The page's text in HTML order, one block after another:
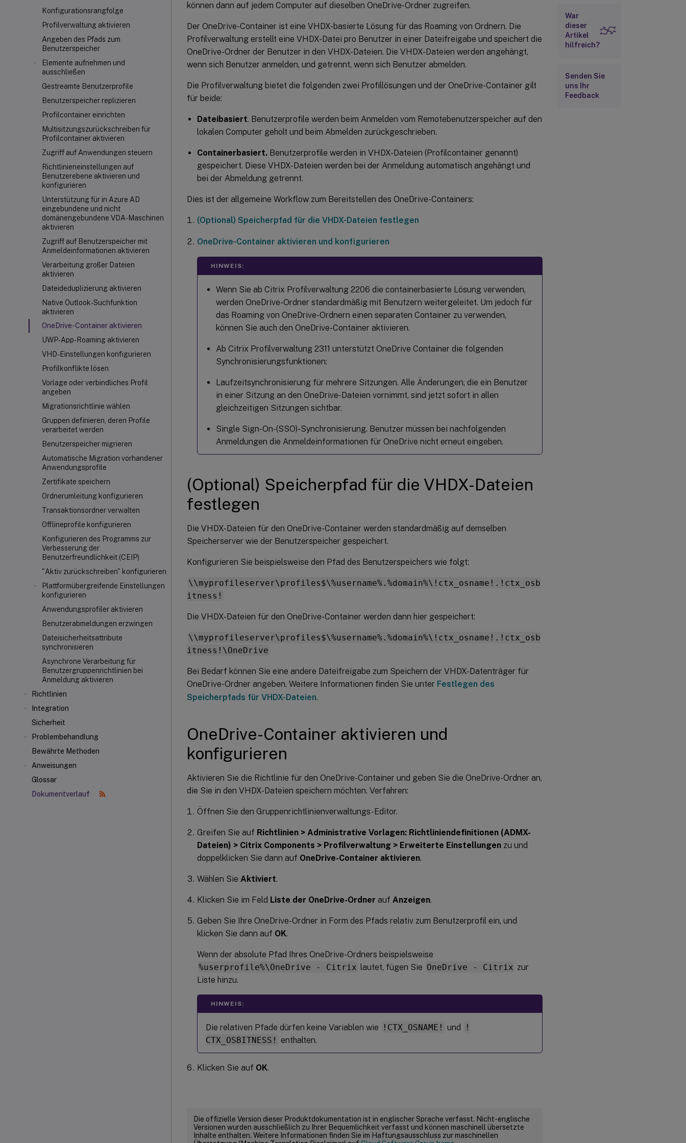
Konfigurationsrangfolge
Profilverwaltung aktivieren
Angeben des Pfads zum
Benutzerspeicher
Elemente aufnehmen und
ausschließen
Gestreamte Benutzerprofile
Benutzerspeicher replizieren
Profilcontainer einrichten
Multisitzungszurückschreiben für
Profilcontainer aktivieren
Zugriff auf Anwendungen steuern
Richtlinieneinstellungen auf
Benutzerebene aktivieren und
konfigurieren
Unterstützung für in Azure AD
eingebundene und nicht
domänengebundene VDA-Maschinen
aktivieren
Zugriff auf Benutzerspeicher mit
Anmeldeinformationen aktivieren
Verarbeitung großer Dateien
aktivieren
Dateideduplizierung aktivieren
Native Outlook-Suchfunktion
aktivieren
OneDrive-Container aktivieren
UWP-App-Roaming aktivieren
VHD-Einstellungen konfigurieren
Profilkonflikte lösen
Vorlage oder verbindliches Profil
angeben
Migrationsrichtlinie wählen
Gruppen definieren, deren Profile
verarbeitet werden
Benutzerspeicher migrieren
Automatische Migration vorhandener
Anwendungsprofile
Zertifikate speichern
Ordnerumleitung konfigurieren
Transaktionsordner verwalten
Offlineprofile konfigurieren
Konfigurieren des Programms zur
Verbesserung der
Benutzerfreundlichkeit (CEIP)
"Aktiv zurückschreiben" konfigurieren
Plattformübergreifende Einstellungen
konfigurieren
Anwendungsprofiler aktivieren
Benutzerabmeldungen erzwingen
Dateisicherheitsattribute
synchronisieren
Asynchrone Verarbeitung für
Benutzergruppenrichtlinien bei
Anmeldung aktivieren
Richtlinien
Integration
Sicherheit
Problembehandlung
Bewährte Methoden
Anweisungen
Glossar
Dokumentverlauf
können dann auf jedem Computer auf dieselben OneDrive-Ordner zugreifen.
Der OneDrive-Container ist eine VHDX-basierte Lösung für das Roaming von Ordnern. Die
Profilverwaltung erstellt eine VHDX-Datei pro Benutzer in einer Dateifreigabe und speichert die
OneDrive-Ordner der Benutzer in den VHDX-Dateien. Die VHDX-Dateien werden angehängt,
wenn sich Benutzer anmelden, und getrennt, wenn sich Benutzer abmelden.
Die Profilverwaltung bietet die folgenden zwei Profillösungen und der OneDrive-Container gilt
für beide:
Dateibasiert. Benutzerprofile werden beim Anmelden vom Remotebenutzerspeicher auf den
lokalen Computer geholt und beim Abmelden zurückgeschrieben.
Containerbasiert. Benutzerprofile werden in VHDX-Dateien (Profilcontainer genannt)
gespeichert. Diese VHDX-Dateien werden bei der Anmeldung automatisch angehängt und
bei der Abmeldung getrennt.
Dies ist der allgemeine Workflow zum Bereitstellen des OneDrive-Containers:
(Optional) Speicherpfad für die VHDX-Dateien festlegen
OneDrive-Container aktivieren und konfigurieren
HINWEIS:
Wenn Sie ab Citrix Profilverwaltung 2206 die containerbasierte Lösung verwenden,
werden OneDrive-Ordner standardmäßig mit Benutzern weitergeleitet. Um jedoch für
das Roaming von OneDrive-Ordnern einen separaten Container zu verwenden,
können Sie auch den OneDrive-Container aktivieren.
Ab Citrix Profilverwaltung 2311 unterstützt OneDrive Container die folgenden
Synchronisierungsfunktionen:
Laufzeitsynchronisierung für mehrere Sitzungen. Alle Änderungen, die ein Benutzer
in einer Sitzung an den OneDrive-Dateien vornimmt, sind jetzt sofort in allen
gleichzeitigen Sitzungen sichtbar.
Single Sign-On-(SSO)-Synchronisierung. Benutzer müssen bei nachfolgenden
Anmeldungen die Anmeldeinformationen für OneDrive nicht erneut eingeben.
(Optional) Speicherpfad für die VHDX-Dateien
festlegen
Die VHDX-Dateien für den OneDrive-Container werden standardmäßig auf demselben
Speicherserver wie der Benutzerspeicher gespeichert.
Konfigurieren Sie beispielsweise den Pfad des Benutzerspeichers wie folgt:
\\myprofileserver\profiles$\%username%.%domain%\!ctx_osname!.!ctx_osb
itness!
Die VHDX-Dateien für den OneDrive-Container werden dann hier gespeichert:
\\myprofileserver\profiles$\%username%.%domain%\!ctx_osname!.!ctx_osb
itness!\OneDrive
Bei Bedarf können Sie eine andere Dateifreigabe zum Speichern der VHDX-Datenträger für
OneDrive-Ordner angeben. Weitere Informationen finden Sie unter Festlegen des
Speicherpfads für VHDX-Dateien.
OneDrive-Container aktivieren und
konfigurieren
Aktivieren Sie die Richtlinie für den OneDrive-Container und geben Sie die OneDrive-Ordner an,
die Sie in den VHDX-Dateien speichern möchten. Verfahren:
Öffnen Sie den Gruppenrichtlinienverwaltungs-Editor.
Greifen Sie auf Richtlinien > Administrative Vorlagen: Richtliniendefinitionen (ADMX-
Dateien) > Citrix Components > Profilverwaltung > Erweiterte Einstellungen zu und
doppelklicken Sie dann auf OneDrive-Container aktivieren.
Wählen Sie Aktiviert.
Klicken Sie im Feld Liste der OneDrive-Ordner auf Anzeigen.
Geben Sie Ihre OneDrive-Ordner in Form des Pfads relativ zum Benutzerprofil ein, und
klicken Sie dann auf OK.
Wenn der absolute Pfad Ihres OneDrive-Ordners beispielsweise
%userprofile%\OneDrive - Citrix lautet, fügen Sie OneDrive - Citrix zur
Liste hinzu.
HINWEIS:
Die relativen Pfade dürfen keine Variablen wie !CTX_OSNAME! und
!
CTX_OSBITNESS! enthalten.
Klicken Sie auf OK.
Die offizielle Version dieser Produktdokumentation ist in englischer Sprache verfasst. Nicht-englische
Versionen wurden ausschließlich zu Ihrer Bequemlichkeit verfasst und können maschinell übersetzte
Inhalte enthalten. Weitere Informationen finden Sie im Haftungsausschluss zur maschinellen
War
dieser
Artikel
hilfreich?
Senden Sie
uns Ihr
Feedback